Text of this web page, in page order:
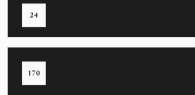
24
170